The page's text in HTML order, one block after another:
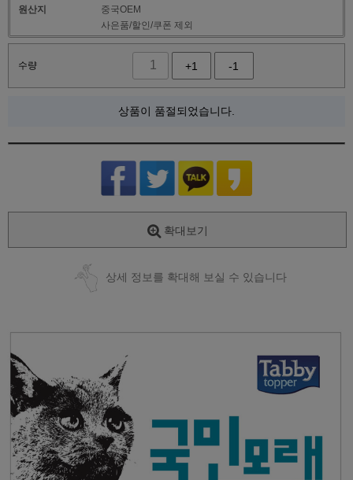
원산지
중국OEM
사은품/할인/쿠폰 제외
수량 +1 -1
상품이 품절되었습니다.
확대보기
상세 정보를 확대해 보실 수 있습니다